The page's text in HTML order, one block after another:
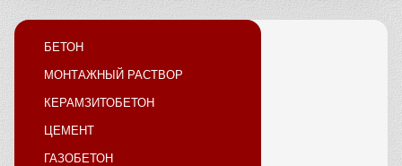
БЕТОН
МОНТАЖНЫЙ РАСТВОР
КЕРАМЗИТОБЕТОН
ЦЕМЕНТ
ГАЗОБЕТОН